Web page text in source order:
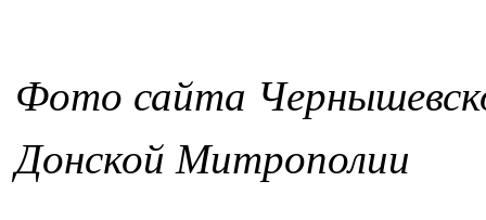
Фото сайта
Донской Митрополии